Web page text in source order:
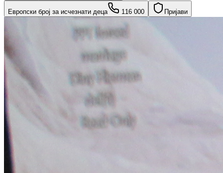
Европски број за исчезнати деца 116 000 Пријави